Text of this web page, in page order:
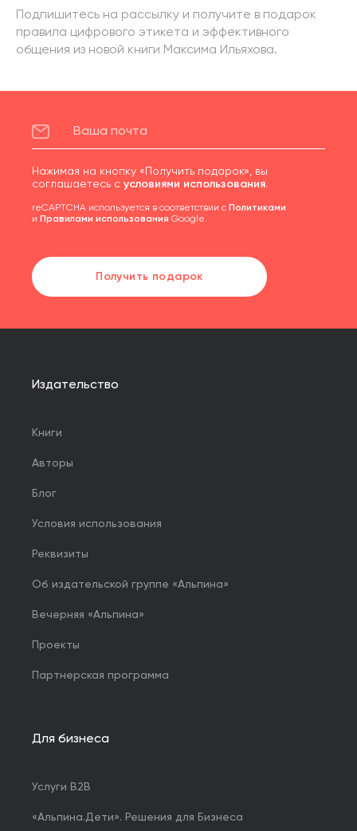
Подпишитесь на рассылку и получите в подарок
правила цифрового этикета и эффективного
общения из новой книги Максима Ильяхова.
Нажимая на кнопку «Получить подарок», вы
соглашаетесь с условиями использования.
reCAPTCHA используется в соответствии с Политиками
и Правилами использования Google.
Получить подарок
Издательство
Книги
Авторы
Блог
Условия использования
Реквизиты
Об издательской группе «Альпина»
Вечерняя «Альпина»
Проекты
Партнерская программа
Для бизнеса
Услуги B2B
«Альпина.Дети». Решения для Бизнеса